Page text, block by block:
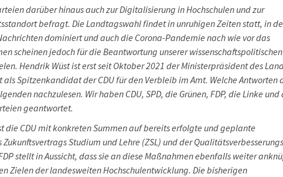
darüber hinaus auch zur Digitalisierung in Hochschulen und zur
befragt. Die Landtagswahl findet in unruhigen Zeiten statt, in
dominiert und auch die Corona-Pandemie nach wie vor das
scheinen jedoch für die Beantwortung unserer wissenschaftspolitischen
Hendrik Wüst ist erst seit Oktober 2021 der Ministerpräsident des
als Spitzenkandidat der CDU für den Verbleib im Amt. Welche Antworten
nachzulesen. Wir haben CDU, SPD, die Grünen, FDP, die Linke und
geantwortet.
die CDU mit konkreten Summen auf bereits erfolgte und geplante
Studium und Lehre (ZSL) und der
stellt in Aussicht, dass sie an diese Maßnahmen ebenfalls weiter
Zielen der landesweiten Hochschulentwicklung. Die bisherigen